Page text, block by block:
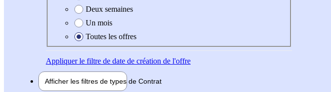
Deux semaines
Un mois
Toutes les offres
Appliquerle filtre de date de création de l'offre
Afficher les filtres de types de Contrat